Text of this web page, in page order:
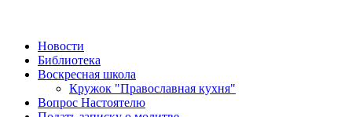
Новости
Библиотека
Воскресная школа
Кружок "Православная кухня"
Вопрос Настоятелю